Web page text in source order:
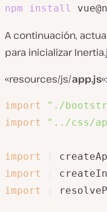
npm install
A continuación,
para inicializar
«resources/js/app.js«:
import "./
import
"../css/
import
import
import